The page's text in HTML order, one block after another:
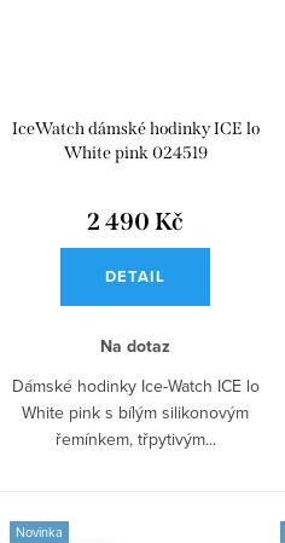
IceWatch dámské hodinky ICE lo
White pink 024519
2 490 Kč
DETAIL
Na dotaz
Dámské hodinky Ice-Watch ICE lo
White pink s bílým silikonovým
řemínkem, třpytivým...
Novinka